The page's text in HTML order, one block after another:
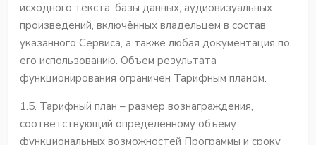
исходного текста, базы данных, аудиовизуальных
произведений, включённых владельцем в состав
указанного Сервиса, а также любая документация по
его использованию. Объем результата
функционирования ограничен Тарифным планом.
1.5. Тарифный план – размер вознаграждения,
соответствующий определенному объему
функциональных возможностей Программы и сроку